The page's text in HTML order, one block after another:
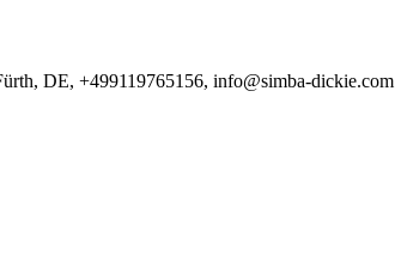
DE, +499119765156, info@simba-dickie.com